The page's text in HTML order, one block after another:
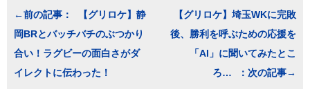
ナ
ビ
ー
【グリロケ】静
岡BRとバッチバチのぶつかり
合い！ラグビーの面白さがダ
イレクトに伝わった！
【グリロケ】埼玉WKに完敗
後、勝利を呼ぶための応援を
「AI」に聞いてみたとこ
ろ…